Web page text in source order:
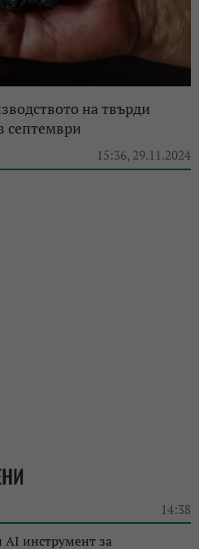
на твърди
септември
15:36, 29.11.2024
14:38
AI инструмент за